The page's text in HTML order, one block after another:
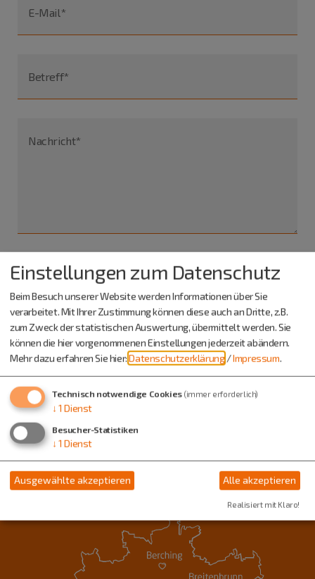
E-Mail*
Betreff*
Nachricht*
Ich habe die Datenschutzerklärung gelesenund bin
Absenden
*) Pflichtfeld
Eine Kopie dieser E-Mail wird an Ihre Adresse verschickt.
Einstellungen zum Datenschutz
Beim Besuch unserer Website werden Informationen über Sie
verarbeitet. Mit Ihrer Zustimmung können diese auch an Dritte, z.B.
zum Zweck der statistischen Auswertung, übermittelt werden. Sie
können die hier vorgenommenen Einstellungen jederzeit abändern.
Mehr dazu erfahren Sie hier:Datenschutzerklärung /Impressum.
Technisch notwendige Cookies (immer erforderlich)
↓ 1 Dienst
Besucher-Statistiken
↓ 1 Dienst
Ausgewählte akzeptieren Alle akzeptieren
Realisiert mit Klaro!